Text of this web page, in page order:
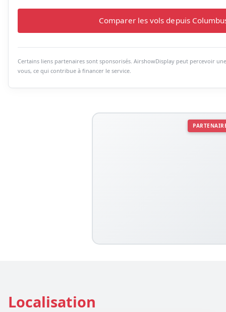
Comparer les vols depuis
Certains liens partenaires sont sponsorisés. AirshowDisplay peut percevoir
vous, ce qui contribue à financer le service.
Localisation